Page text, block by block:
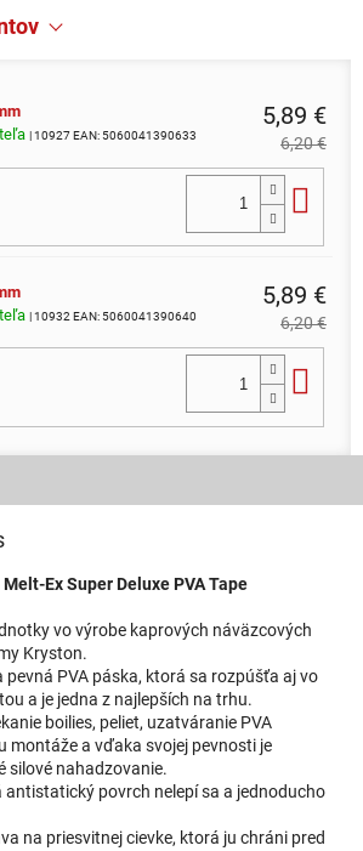
| 10927 EAN:5060041390633
5,89 €
6,20 €
| 10932 EAN:5060041390640
5,89 €
6,20 €
Ex Super Deluxe PVA Tape
vo výrobe kaprových náväzcových
Kryston.
pevná PVA páska, ktorá sa rozpúšťa aj vo
a je jedna z najlepších na trhu.
boilies, peliet, uzatváranie PVA
montáže a vďaka svojej pevnosti je
silové nahadzovanie.
antistatický povrch nelepí sa a jednoducho
na priesvitnej cievke, ktorá ju chráni pred